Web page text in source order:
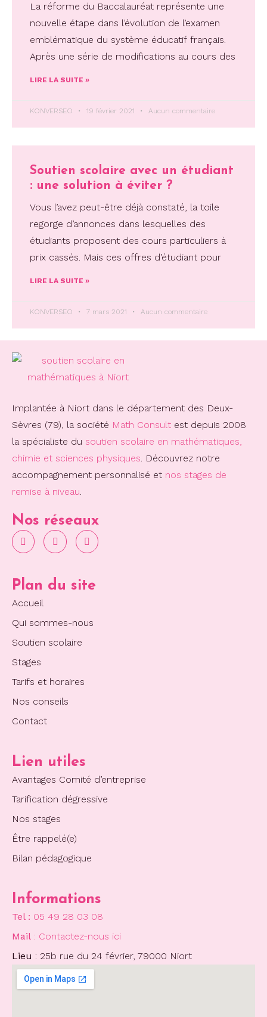
La réforme du Baccalauréat représente une
nouvelle étape dans l’évolution de l’examen
emblématique du système éducatif français.
Après une série de modifications au cours des
LIRE LA SUITE »
KONVERSEO 19 février 2021 Aucun commentaire
Soutien scolaire avec un étudiant
: une solution à éviter ?
Vous l’avez peut-être déjà constaté, la toile
regorge d’annonces dans lesquelles des
étudiants proposent des cours particuliers à
prix cassés. Mais ces offres d’étudiant pour
LIRE LA SUITE »
KONVERSEO 7 mars 2021 Aucun commentaire
Implantée à Niort dans le département des Deux-
Sèvres (79), la société Math Consult est depuis 2008
la spécialiste du soutien scolaire en mathématiques,
chimie et sciences physiques. Découvrez notre
accompagnement personnalisé et nos stages de
remise à niveau.
Nos réseaux
Plan du site
Accueil
Qui sommes-nous
Soutien scolaire
Stages
Tarifs et horaires
Nos conseils
Contact
Lien utiles
Avantages Comité d’entreprise
Tarification dégressive
Nos stages
Être rappelé(e)
Bilan pédagogique
Informations
Tel : 05 49 28 03 08
Mail : Contactez-nous ici
Lieu : 25b rue du 24 février, 79000 Niort